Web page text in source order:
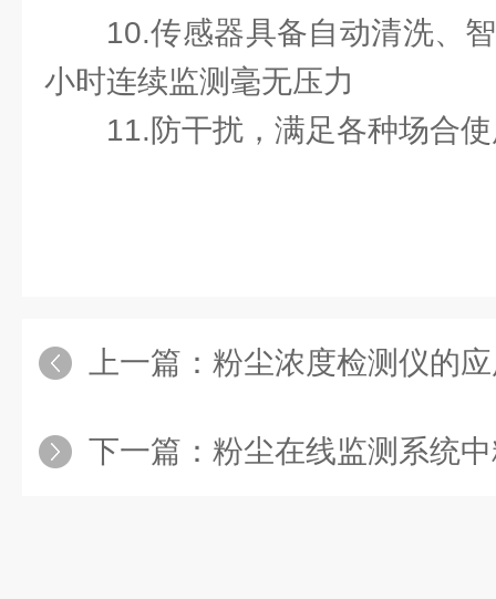
10.传感器具备自动清洗、
小时连续监测毫无压力
11.防干扰，满足各种场合
上一篇： 粉尘浓度检测仪的
下一篇： 粉尘在线监测系统